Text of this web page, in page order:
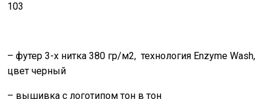
103
– футер 3-х нитка 380 гр/м2, технология Enzyme Wash,
цвет черный
– вышивка с логотипом тон в тон